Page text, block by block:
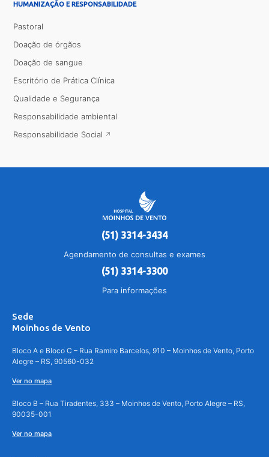
HUMANIZAÇÃO E RESPONSABILIDADE
Pastoral
Doação de órgãos
Doação de sangue
Escritório de Prática Clínica
Qualidade e Segurança
Responsabilidade ambiental
Responsabilidade Social
(51) 3314-3434
Agendamento de consultas e exames
(51) 3314-3300
Para informações
Sede
Moinhos de Vento
Bloco A e Bloco C – Rua Ramiro Barcelos, 910 – Moinhos de Vento, Porto
Alegre – RS, 90560-032
Ver no mapa
Bloco B – Rua Tiradentes, 333 – Moinhos de Vento, Porto Alegre – RS,
90035-001
Ver no mapa